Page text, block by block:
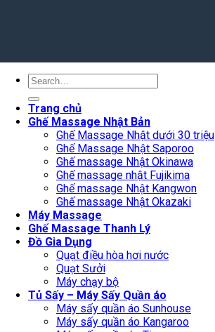
Search
Trang chủ
Ghế Massage Nhật Bản
Ghế Massage Nhật dưới 30 triệu
Ghế Massage Nhật Saporoo
Ghế massage Nhật Okinawa
Ghế massage nhật Fujikima
Ghế massage Nhật Kangwon
Ghế massage Nhật Okazaki
Máy Massage
Ghế Massage Thanh Lý
Đồ Gia Dụng
Quạt điều hòa hơi nước
Quạt Sưởi
Máy chạy bộ
Tủ Sấy – Máy Sấy Quần áo
Máy sấy quần áo Sunhouse
Máy sấy quần áo Kangaroo